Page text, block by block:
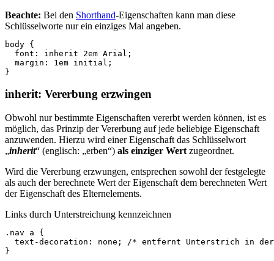
Beachte: Bei den Shorthand-Eigenschaften kann man diese
Schlüsselworte nur ein einziges Mal angeben.
body {
font : inherit 2em Arial ;
margin : 1em initial ;
}
inherit: Vererbung erzwingen
Obwohl nur bestimmte Eigenschaften vererbt werden können, ist es
möglich, das Prinzip der Vererbung auf jede beliebige Eigenschaft
anzuwenden. Hierzu wird einer Eigenschaft das Schlüsselwort
„inherit“ (englisch: „erben“) als einziger Wert zugeordnet.
Wird die Vererbung erzwungen, entsprechen sowohl der festgelegte
als auch der berechnete Wert der Eigenschaft dem berechneten Wert
der Eigenschaft des Elternelements.
Links durch Unterstreichung kennzeichnen
.nav a
{
text-decoration : none ;
/* entfernt Unterstrich in
}